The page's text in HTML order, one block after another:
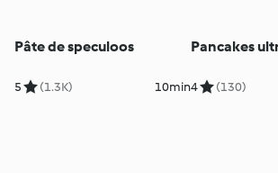
Pâte de speculoos
5 (1.3K) 10min
Pancakes
4 (130)